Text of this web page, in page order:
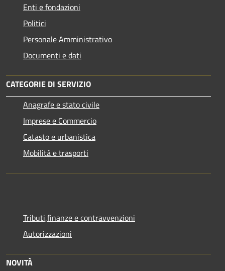
Enti e fondazioni
Politici
Personale Amministrativo
Documenti e dati
CATEGORIE DI SERVIZIO
Anagrafe e stato civile
Imprese e Commercio
Catasto e urbanistica
Mobilità e trasporti
Tributi,finanze e contravvenzioni
Autorizzazioni
NOVITÀ